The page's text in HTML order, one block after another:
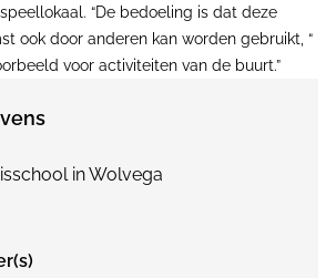
“De bedoeling is dat deze
ook door anderen kan worden gebruikt, “
voor activiteiten van de buurt.”
in Wolvega